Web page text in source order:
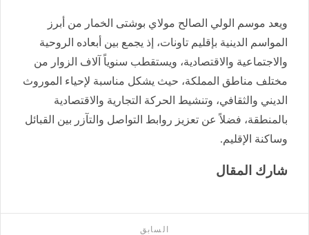
ويعد موسم الولي الصالح مولاي بوشتى الخمار من أبرز
المواسم الدينية بإقليم تاونات، إذ يجمع بين أبعاده الروحية
والاجتماعية والاقتصادية، ويستقطب سنوياً آلاف الزوار من
مختلف مناطق المملكة، حيث يشكل مناسبة لإحياء الموروث
الديني والثقافي، وتنشيط الحركة التجارية والاقتصادية
بالمنطقة، فضلاً عن تعزيز روابط التواصل والتآزر بين القبائل
وساكنة الإقليم.
شارك المقال
السابق